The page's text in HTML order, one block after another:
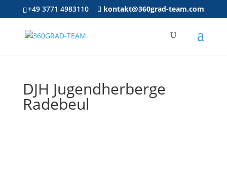
+49 3771 4983110 kontakt@360grad-team.com
DJH Jugendherberge
Radebeul